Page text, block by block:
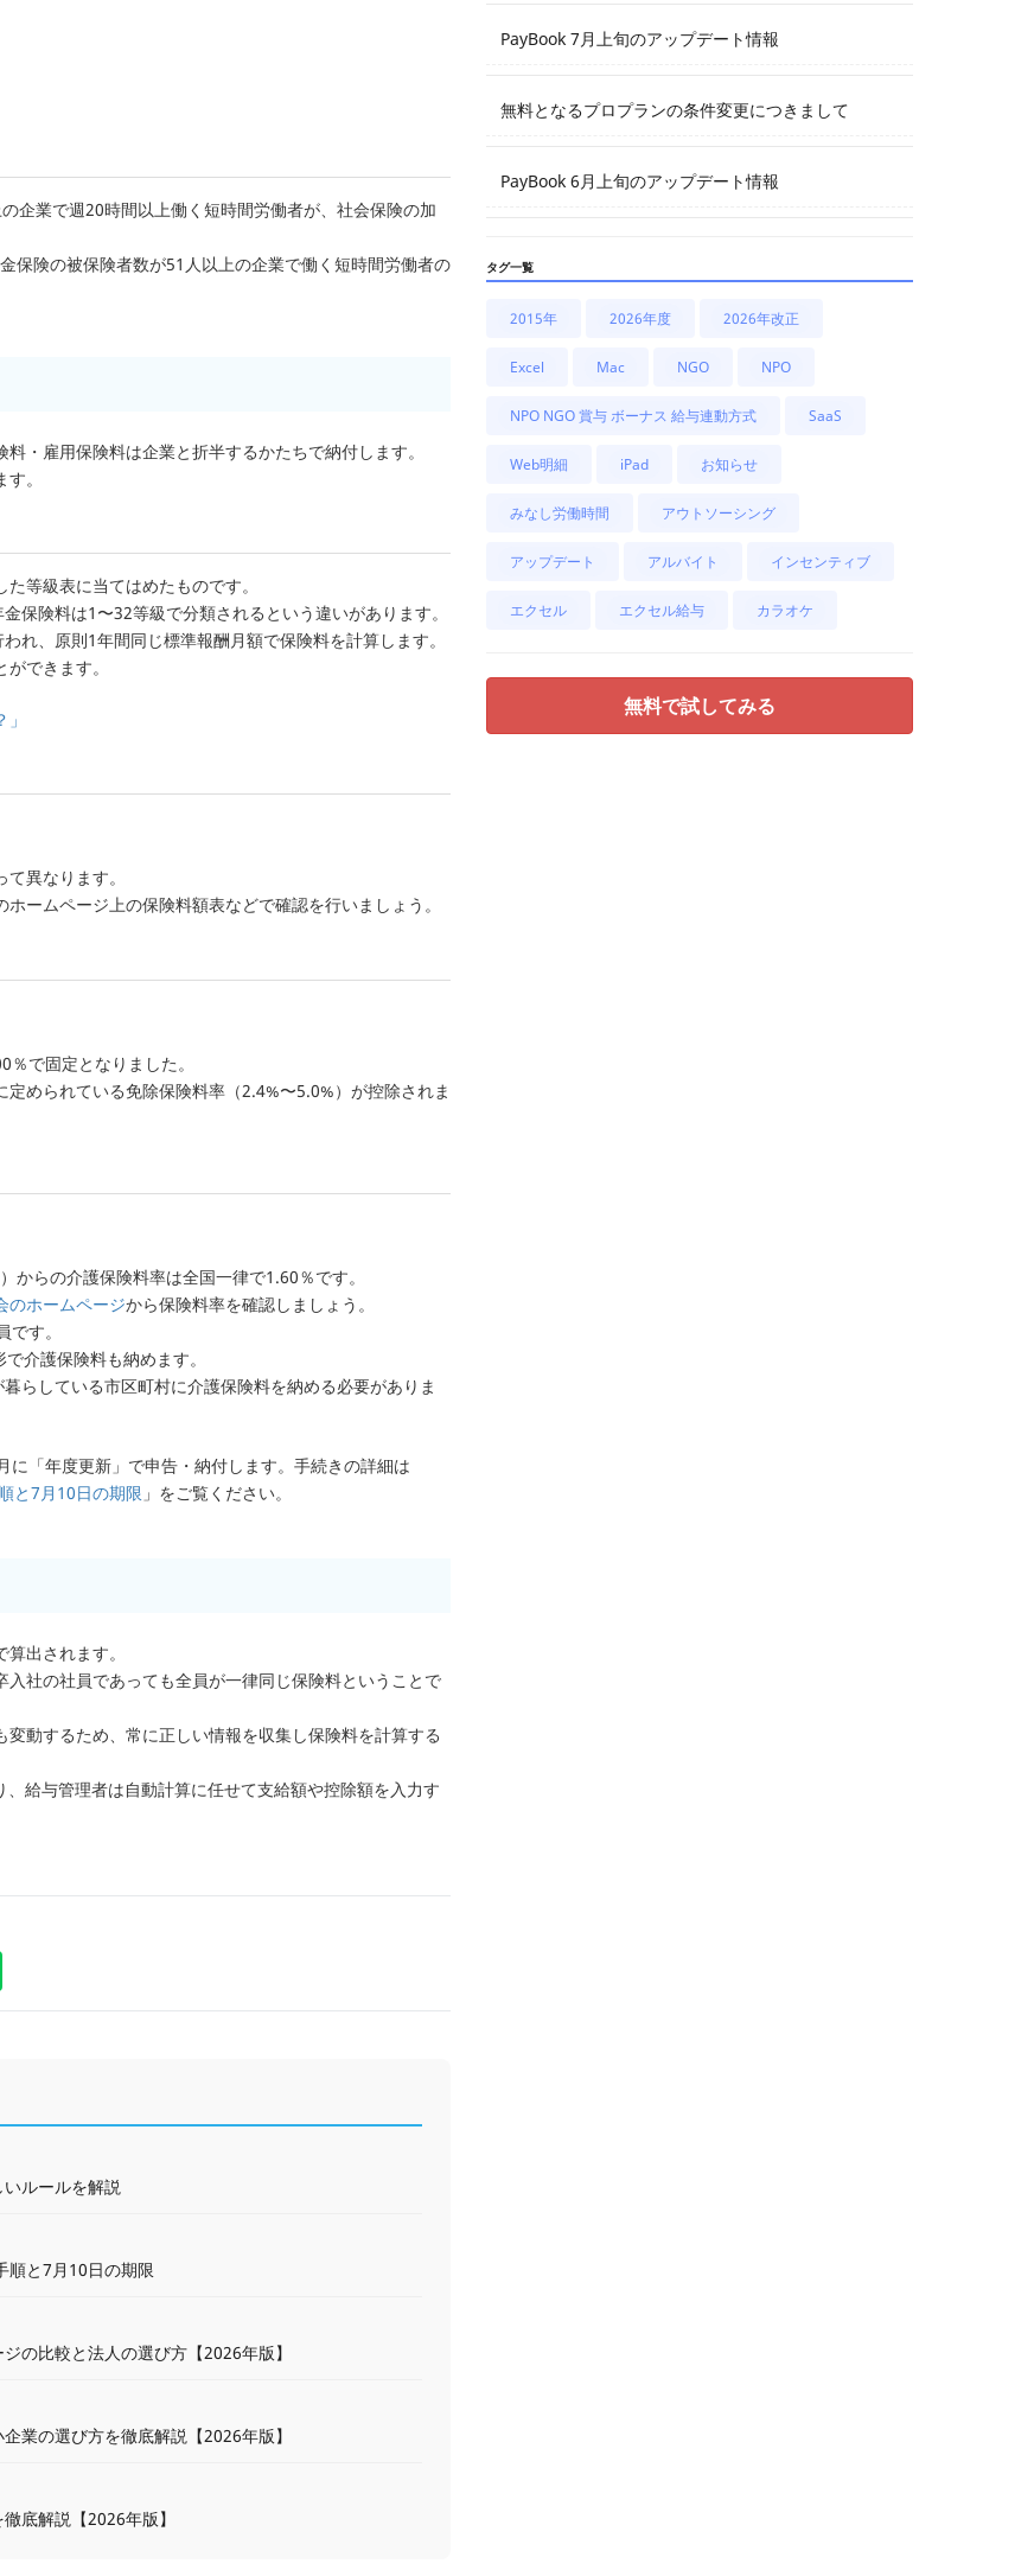
企業で週20時間以上働く短時間労働者が、社会保険の加
保険の被保険者数が51人以上の企業で働く短時間労働者の
・雇用保険料は企業と折半するかたちで納付します。
。
等級表に当てはめたものです。
保険料は1〜32等級で分類されるという違いがあります。
れ、原則1年間同じ標準報酬月額で保険料を計算します。
できます。
異なります。
ームページ上の保険料額表などで確認を行いましょう。
で固定となりました。
められている免除保険料率（2.4%〜5.0%）が控除されま
らの介護保険料率は全国一律で1.60％です。
のホームページから保険料率を確認しましょう。
す。
介護保険料も納めます。
らしている市区町村に介護保険料を納める必要がありま
「年度更新」で申告・納付します。手続きの詳細は
と7月10日の期限 」をご覧ください。
出されます。
社の社員であっても全員が一律同じ保険料ということで
動するため、常に正しい情報を収集し保険料を計算する
給与管理者は自動計算に任せて支給額や控除額を入力す
ルールを解説
順と7月10日の期限
の比較と法人の選び方【2026年版】
業の選び方を徹底解説【2026年版】
底解説【2026年版】
PayBook 7月上旬のアップデート情報
無料となるプロプランの条件変更につきまして
PayBook 6月上旬のアップデート情報
タグ一覧
2015年 2026年度 2026年改正
Excel Mac NGO NPO
NPO NGO 賞与 ボーナス 給与連動方式 SaaS
Web明細 iPad お知らせ
みなし労働時間 アウトソーシング
アップデート アルバイト インセンティブ
エクセル エクセル給与 カラオケ
無料で試してみる